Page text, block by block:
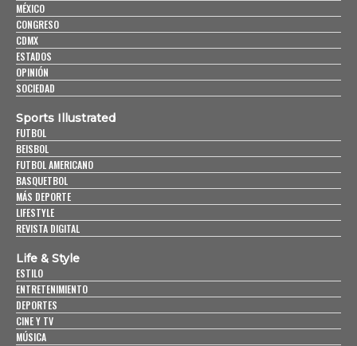
MÉXICO
CONGRESO
CDMX
ESTADOS
OPINIÓN
SOCIEDAD
Sports Illustrated
FUTBOL
BEISBOL
FUTBOL AMERICANO
BASQUETBOL
MÁS DEPORTE
LIFESTYLE
REVISTA DIGITAL
Life & Style
ESTILO
ENTRETENIMIENTO
DEPORTES
CINE Y TV
MÚSICA